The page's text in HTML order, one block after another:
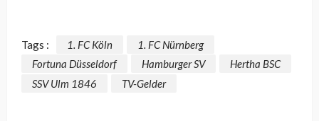
Tags : 1. FC Köln
1. FC Nürnberg
Fortuna Düsseldorf
Hamburger SV
Hertha BSC
SSV Ulm 1846
TV-Gelder